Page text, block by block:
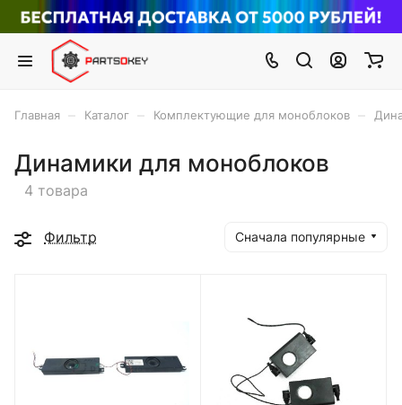
Главная Каталог Комплектующие для моноблоков
Динамики для моноблоков
4 товара
Фильтр Сначала популярные